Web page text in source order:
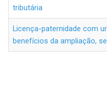
tributária
Licença-paternidade com
benefícios da ampliação,